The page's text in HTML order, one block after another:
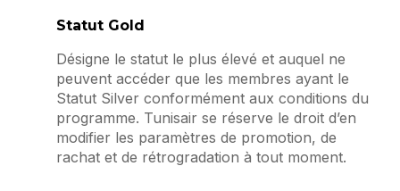
Statut Gold
Désigne le statut le plus élevé et auquel ne
peuvent accéder que les membres ayant le
Statut Silver conformément aux conditions du
programme. Tunisair se réserve le droit d’en
modifier les paramètres de promotion, de
rachat et de rétrogradation à tout moment.